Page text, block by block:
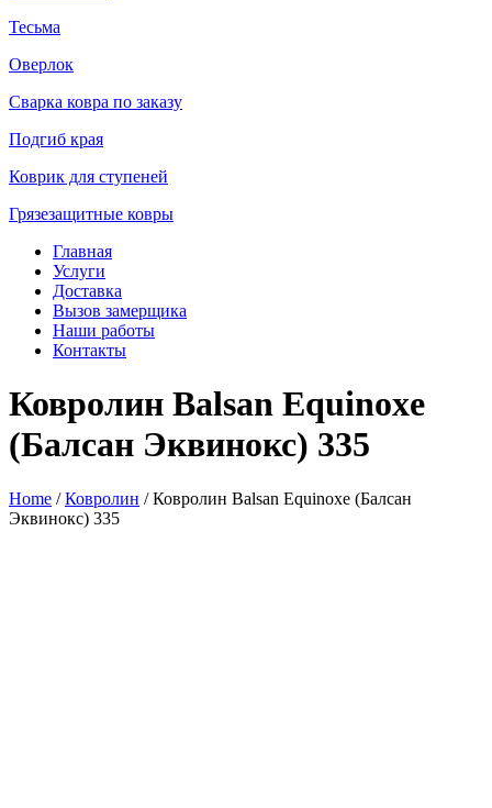
Тесьма
Оверлок
Сварка ковра по заказу
Подгиб края
Коврик для ступеней
Грязезащитные ковры
Главная
Услуги
Доставка
Вызов замерщика
Наши работы
Контакты
Ковролин Balsan Equinoxe
(Балсан Эквинокс) 335
Home /Ковролин / Ковролин Balsan Equinoxe (Балсан
Эквинокс) 335